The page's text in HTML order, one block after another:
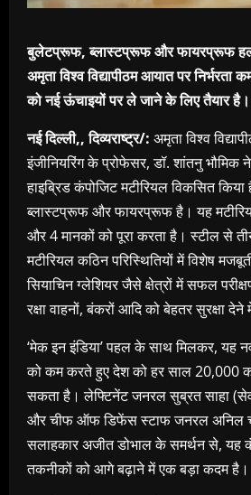
बुलेटप्रूफ, ब्लास्टप्रूफ और फायरप्रूफ
अमृता विश्व विद्यापीठम आयात पर निर्भरता
को नई ऊंचाइयों पर ले जाने के लिए तैयार है।
नई दिल्ली,, दिव्यराष्ट्र/: अमृता विश्व
इंजीनियरिंग के प्रोफेसर, डॉ. शांतनु भौमिक
हाइब्रिड कंपोजिट मटीरियल विकसित
ब्लास्टप्रूफ और फायरप्रूफ है। यह
और 4 मानकों को पूरा करता है। स्टील से
मटीरियल कठिन परिस्थितियों में विशेष
सियाचिन ग्लेशियर जैसे क्षेत्रों में सफल
रक्षा वाहनों, बंकरों आदि को बेहतर सुरक्षा देने
‘मेक इन इंडिया’ पहल के साथ मिलकर, यह
को कम करते हुए देश को हर साल 20,000
सकता है। लेफ्टिनेंट जनरल सुब्रत साहा
और चीफ ऑफ डिफेंस स्टाफ जनरल अनिल
सलाहकार अजीत डोभाल के समर्थन से, यह
तकनीकों को आगे बढ़ाने में एक बड़ा कदम है।